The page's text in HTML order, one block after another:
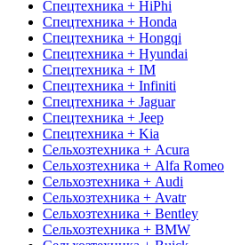
Спецтехника + HiPhi
Спецтехника + Honda
Спецтехника + Hongqi
Спецтехника + Hyundai
Спецтехника + IM
Спецтехника + Infiniti
Спецтехника + Jaguar
Спецтехника + Jeep
Спецтехника + Kia
Сельхозтехника + Acura
Сельхозтехника + Alfa Romeo
Сельхозтехника + Audi
Сельхозтехника + Avatr
Сельхозтехника + Bentley
Сельхозтехника + BMW